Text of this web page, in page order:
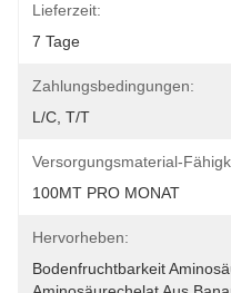
Lieferzeit:
7 Tage
Zahlungsbedingungen:
L/C, T/T
Versorgungsmaterial-
100MT PRO MONAT
Hervorheben:
Bodenfruchtbarkeit